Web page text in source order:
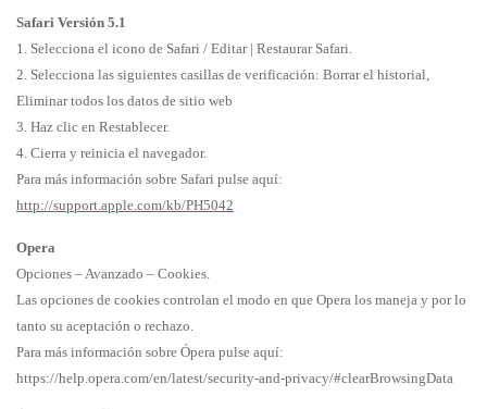
Safari Versión 5.1
1. Selecciona el icono de Safari / Editar | Restaurar Safari.
2. Selecciona las siguientes casillas de verificación: Borrar el historial,
Eliminar todos los datos de sitio web
3. Haz clic en Restablecer.
4. Cierra y reinicia el navegador.
Para más información sobre Safari pulse aquí:
http://support.apple.com/kb/PH5042
Opera
Opciones – Avanzado – Cookies.
Las opciones de cookies controlan el modo en que Opera los maneja y por lo
tanto su aceptación o rechazo.
Para más información sobre Ópera pulse aquí:
https://help.opera.com/en/latest/security-and-privacy/#clearBrowsingData